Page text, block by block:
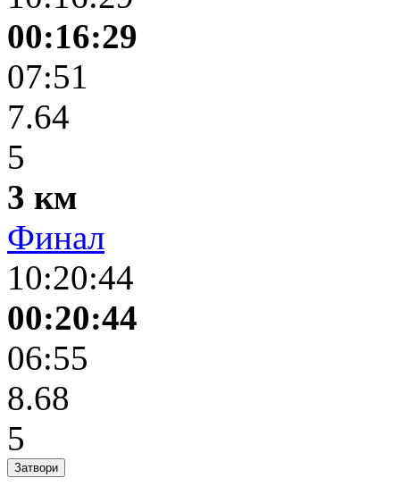
00:16:29
07:51
7.64
5
3 км
Финал
10:20:44
00:20:44
06:55
8.68
5
Затвори